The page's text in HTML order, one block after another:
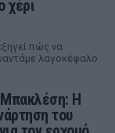
χέρι
πώς να
λαγοκέφαλο
Μπακλέση: Η
του